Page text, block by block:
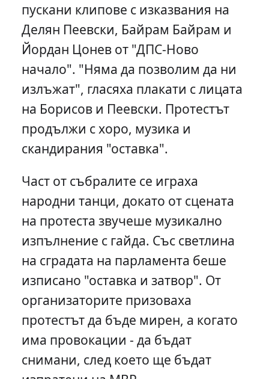
пускани клипове с изказвания на
Делян Пеевски, Байрам Байрам и
Йордан Цонев от "ДПС-Ново
начало". "Няма да позволим да ни
излъжат", гласяха плакати с лицата
на Борисов и Пеевски. Протестът
продължи с хоро, музика и
скандирания "оставка".
Част от събралите се играха
народни танци, докато от сцената
на протеста звучеше музикално
изпълнение с гайда. Със светлина
на сградата на парламента беше
изписано "оставка и затвор". От
организаторите призоваха
протестът да бъде мирен, а когато
има провокации - да бъдат
снимани, след което ще бъдат